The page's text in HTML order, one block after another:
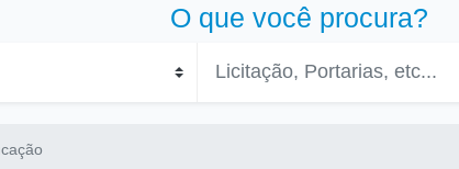
O que você procura?